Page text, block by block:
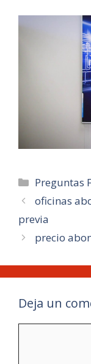
Categorías
Preguntas
oficinas
previa
precio
Deja un